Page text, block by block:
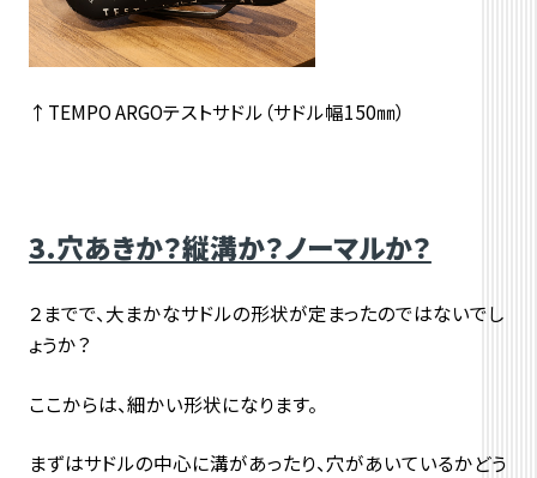
↑TEMPO ARGOテストサドル（サドル幅150㎜）
3.穴あきか？縦溝か？ノーマルか？
２までで、大まかなサドルの形状が定まったのではないでし
ょうか？
ここからは、細かい形状になります。
まずはサドルの中心に溝があったり、穴があいているかどう